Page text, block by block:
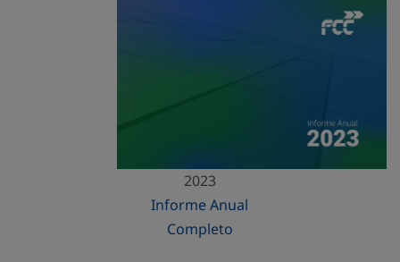
2023
Informe Anual
Completo